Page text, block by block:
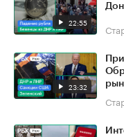
22:55
23:32